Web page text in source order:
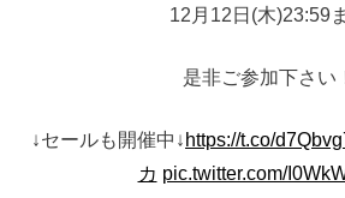
12月12日(木)23:59
是非ご参加下さい
↓セールも開催中↓ https://t.co/
カ pic.twitter.com/